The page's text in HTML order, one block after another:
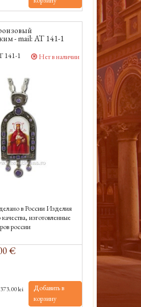
- mail: AT 141-1
141-1 Нет в наличии
в России Изделия
изготовленные
россии
€
373.00 lei
Добавить в
корзину